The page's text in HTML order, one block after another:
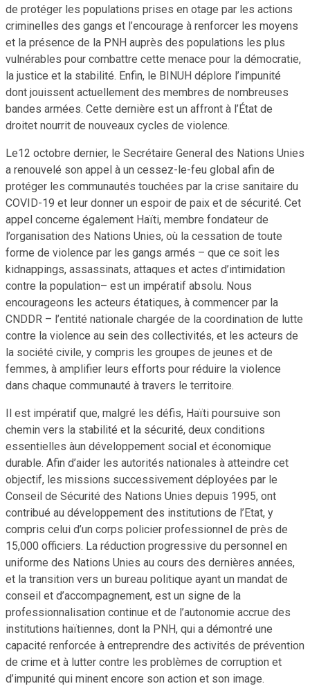
de protéger les populations prises en otage par les actions
criminelles des gangs et l’encourage à renforcer les moyens
et la présence de la PNH auprès des populations les plus
vulnérables pour combattre cette menace pour la démocratie,
la justice et la stabilité. Enfin, le BINUH déplore l’impunité
dont jouissent actuellement des membres de nombreuses
bandes armées. Cette dernière est un affront à l’État de
droitet nourrit de nouveaux cycles de violence.
Le12 octobre dernier, le Secrétaire General des Nations Unies
a renouvelé son appel à un cessez-le-feu global afin de
protéger les communautés touchées par la crise sanitaire du
COVID-19 et leur donner un espoir de paix et de sécurité. Cet
appel concerne également Haïti, membre fondateur de
l’organisation des Nations Unies, où la cessation de toute
forme de violence par les gangs armés – que ce soit les
kidnappings, assassinats, attaques et actes d’intimidation
contre la population– est un impératif absolu. Nous
encourageons les acteurs étatiques, à commencer par la
CNDDR – l’entité nationale chargée de la coordination de lutte
contre la violence au sein des collectivités, et les acteurs de
la société civile, y compris les groupes de jeunes et de
femmes, à amplifier leurs efforts pour réduire la violence
dans chaque communauté à travers le territoire.
Il est impératif que, malgré les défis, Haïti poursuive son
chemin vers la stabilité et la sécurité, deux conditions
essentielles àun développement social et économique
durable. Afin d’aider les autorités nationales à atteindre cet
objectif, les missions successivement déployées par le
Conseil de Sécurité des Nations Unies depuis 1995, ont
contribué au développement des institutions de l’Etat, y
compris celui d’un corps policier professionnel de près de
15,000 officiers. La réduction progressive du personnel en
uniforme des Nations Unies au cours des dernières années,
et la transition vers un bureau politique ayant un mandat de
conseil et d’accompagnement, est un signe de la
professionnalisation continue et de l’autonomie accrue des
institutions haïtiennes, dont la PNH, qui a démontré une
capacité renforcée à entreprendre des activités de prévention
de crime et à lutter contre les problèmes de corruption et
d’impunité qui minent encore son action et son image.